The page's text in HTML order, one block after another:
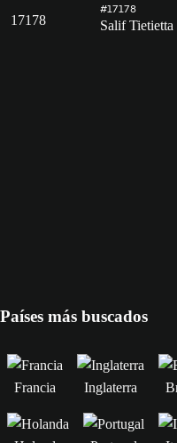
17178
#17178
Salif Tietietta
Países más buscados
Francia Inglaterra